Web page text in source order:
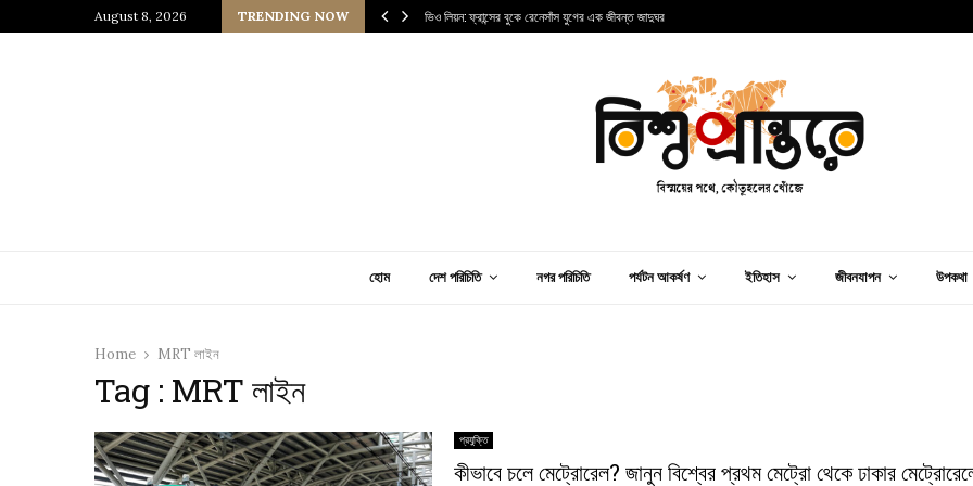
August 8, 2026 TRENDING NOW
জাপানি আধ্যাত্মিকতার ছোঁয়া ভিও লিয়ন: ফ্রান্সের বুকে রেনেসাঁস যুগের এক জীবন্ত জাদুঘর
হোম দেশ পরিচিতি নগর পরিচিতি পর্যটন আকর্ষণ ইতিহাস জীবনযাপন উপকথা
Home MRT লাইন
Tag : MRT লাইন
প্রযুক্তি
কীভাবে চলে মেট্রোরেল? জানুন বিশ্বের প্রথম মেট্রো থেকে ঢাকার